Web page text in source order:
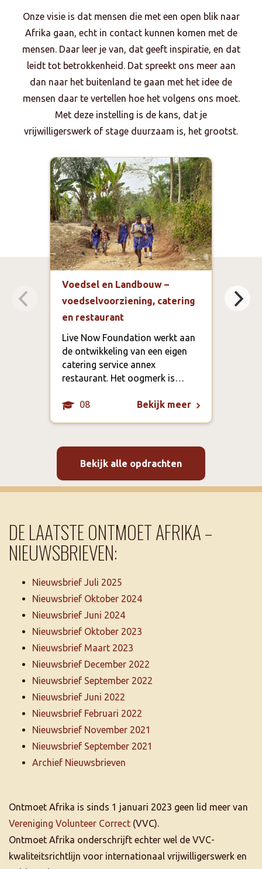
Onze visie is dat mensen die met een open blik naar
Afrika gaan, echt in contact kunnen komen met de
mensen. Daar leer je van, dat geeft inspiratie, en dat
leidt tot betrokkenheid. Dat spreekt ons meer aan
dan naar het buitenland te gaan met het idee de
mensen daar te vertellen hoe het volgens ons moet.
Met deze instelling is de kans, dat je
vrijwilligerswerk of stage duurzaam is, het grootst.
Voedsel en Landbouw –
voedselvoorziening, catering
en restaurant
Live Now Foundation werkt aan
de ontwikkeling van een eigen
catering service annex
restaurant. Het oogmerk is…
08 Bekijk meer
Bekijk alle opdrachten
DE LAATSTE ONTMOET AFRIKA –
NIEUWSBRIEVEN:
Nieuwsbrief Juli 2025
Nieuwsbrief Oktober 2024
Nieuwsbrief Juni 2024
Nieuwsbrief Oktober 2023
Nieuwsbrief Maart 2023
Nieuwsbrief December 2022
Nieuwsbrief September 2022
Nieuwsbrief Juni 2022
Nieuwsbrief Februari 2022
Nieuwsbrief November 2021
Nieuwsbrief September 2021
Archief Nieuwsbrieven
Ontmoet Afrika is sinds 1 januari 2023 geen lid meer van
Vereniging Volunteer Correct (VVC).
Ontmoet Afrika onderschrijft echter wel de VVC-
kwaliteitsrichtlijn voor internationaal vrijwilligerswerk en